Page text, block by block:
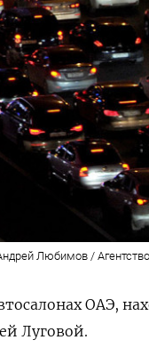
Любимов /
ОАЭ,
Луговой.